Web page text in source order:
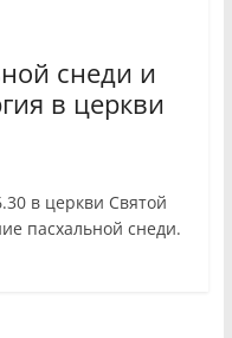
снеди и
в церкви
в церкви Святой
пасхальной снеди.